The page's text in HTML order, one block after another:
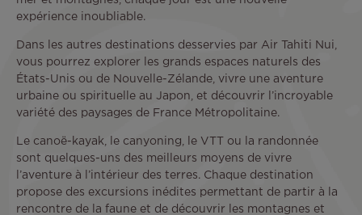
expérience inoubliable.
Dans les autres destinations desservies par Air Tahiti Nui,
vous pourrez explorer les grands espaces naturels des
États-Unis ou de Nouvelle-Zélande, vivre une aventure
urbaine ou spirituelle au Japon, et découvrir l’incroyable
variété des paysages de France Métropolitaine.
Le canoë-kayak, le canyoning, le VTT ou la randonnée
sont quelques-uns des meilleurs moyens de vivre
l’aventure à l’intérieur des terres. Chaque destination
propose des excursions inédites permettant de partir à la
rencontre de la faune et de découvrir les montagnes et